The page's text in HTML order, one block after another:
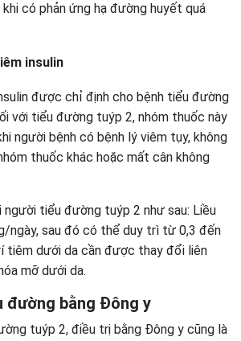
có phản ứng hạ đường huyết quá
insulin
được chỉ định cho bệnh tiểu đường
với tiểu đường tuýp 2, nhóm thuốc này
người bệnh có bệnh lý viêm tụy, không
thuốc khác hoặc mất cân không
người tiểu đường tuýp 2 như sau: Liều
ngày, sau đó có thể duy trì từ 0,3 đến
tiêm dưới da cần được thay đổi liên
mỡ dưới da.
đường bằng Đông y
tuýp 2, điều trị bằng Đông y cũng là